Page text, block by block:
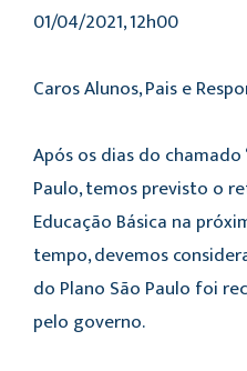
01/04/2021, 12h00
Caros Alunos, Pais e
Após os dias do chamado
Paulo, temos previsto o
Educação Básica na
tempo, devemos
do Plano São Paulo foi
pelo governo.